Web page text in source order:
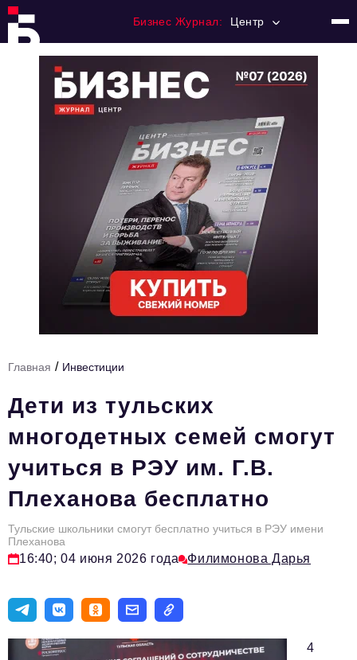
Бизнес Журнал: Центр
Регулирование
Премия "Тульский Бизнес"
История тульского предпринимательства
Тема номера
HR
Персона номера
Инфраструктура развития
Технологии и тренды
Туризм
Мероприятия
Авторские материалы
Главная / Инвестиции
Дети из тульских
многодетных семей смогут
учиться в РЭУ им. Г.В.
Плеханова бесплатно
Тульские школьники смогут бесплатно учиться в РЭУ имени
Плеханова
16:40; 04 июня 2026 года Филимонова Дарья
4